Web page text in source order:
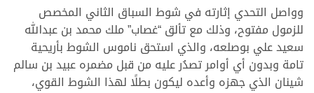
وواصل التحدي إثارته في شوط السباق الثاني المخصص
للزمول مفتوح، وذلك مع تألق “غصاب” ملك محمد بن عبدالله
سعيد علي بوصلعه، والذي استحق ناموس الشوط بأريحية
تامة وبدون أي أوامر تصدُر عليه من قبل مضمره عبيد بن سالم
شينان الذي جهزه وأعده ليكون بطلًا لهذا الشوط القوي،